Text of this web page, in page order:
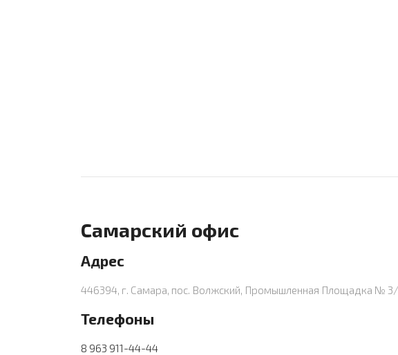
Самарский офис
Адрес
446394, г. Самара, пос. Волжский, Промышленная Площадка № 3/
Телефоны
8 963 911-44-44